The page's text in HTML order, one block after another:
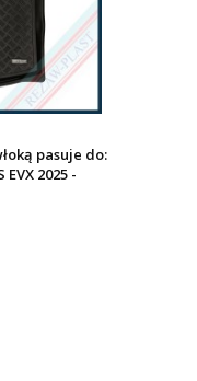
pasuje do:
EVX 2025 -